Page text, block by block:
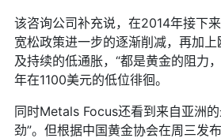
该咨询公司补充说，在2014年接下
宽松政策进一步的逐渐削减，再加
及持续的低通胀，“都是黄金的阻力
年在1100美元的低位徘徊。
同时Metals Focus还看到来自亚洲
劲”。但根据中国黄金协会在周三发